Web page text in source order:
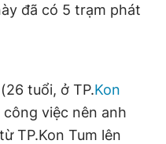
đã có 5 trạm phát
tuổi, ở TP.Kon
việc nên anh
TP.Kon Tum lên